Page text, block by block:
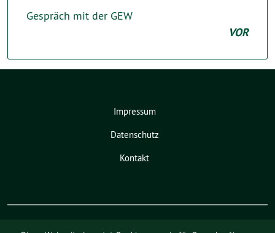
Gespräch mit der GEW
VOR
Impressum
Datenschutz
Kontakt